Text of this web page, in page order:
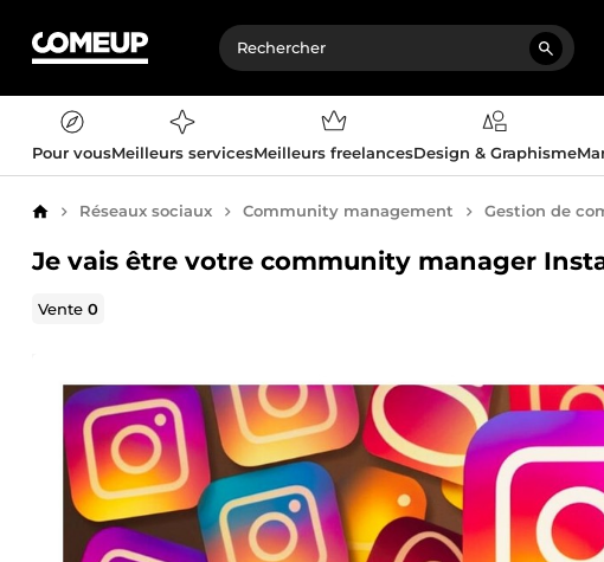
Pour vousMeilleurs servicesMeilleurs freelancesDesign & Graphisme
AccueilRéseaux sociaux Community management Gestion de
Je vais être votre community manager
Vente0